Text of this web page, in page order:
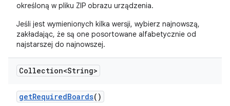
określoną w pliku ZIP obrazu urządzenia.
Jeśli jest wymienionych kilka wersji, wybierz najnowszą,
zakładając, że są one posortowane alfabetycznie od
najstarszej do najnowszej.
Collection<String>
getRequiredBoards()